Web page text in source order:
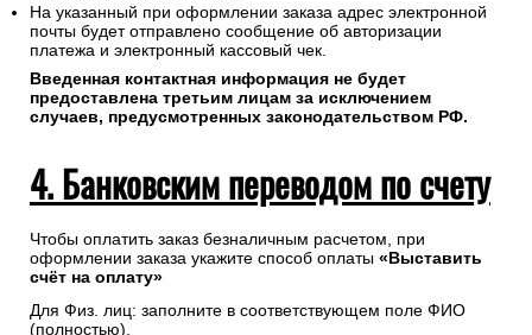
На указанный при оформлении заказа адрес электронной
почты будет отправлено сообщение об авторизации
платежа и электронный кассовый чек.
Введенная контактная информация не будет
предоставлена третьим лицам за исключением
случаев, предусмотренных законодательством РФ.
4. Банковским переводом по счету
Чтобы оплатить заказ безналичным расчетом, при
оформлении заказа укажите способ оплаты «Выставить
счёт на оплату»
Для Физ. лиц: заполните в соответствующем поле ФИО
(полностью).